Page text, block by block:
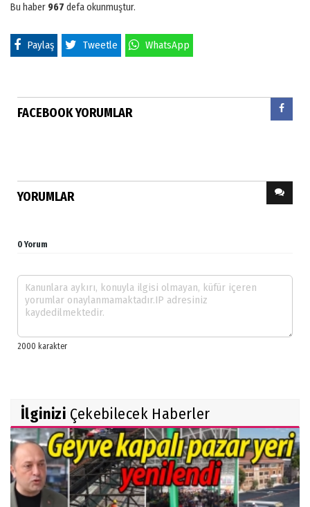
Bu haber 967 defa okunmuştur.
Paylaş Tweetle WhatsApp
FACEBOOK YORUMLAR
YORUMLAR
0 Yorum
İlginizi Çekebilecek Haberler